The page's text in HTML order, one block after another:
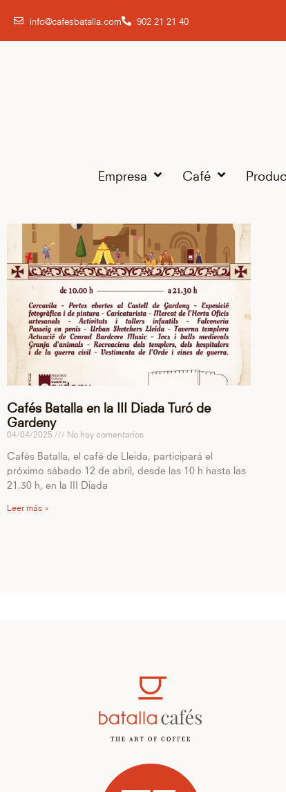
info@cafesbatalla.com 902 21 21 40
Empresa Café
Cafés Batalla en la III Diada Turó de
Gardeny
04/04/2025 No hay comentarios
Cafés Batalla, el café de Lleida, participará el
próximo sábado 12 de abril, desde las 10 h hasta las
21.30 h, en la III Diada
Leer más »